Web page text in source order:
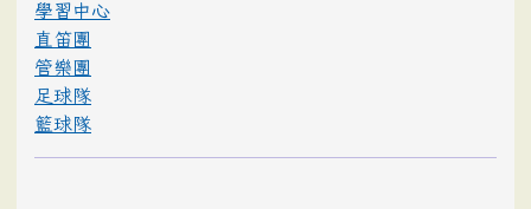
學習中心
直笛團
管樂團
足球隊
籃球隊